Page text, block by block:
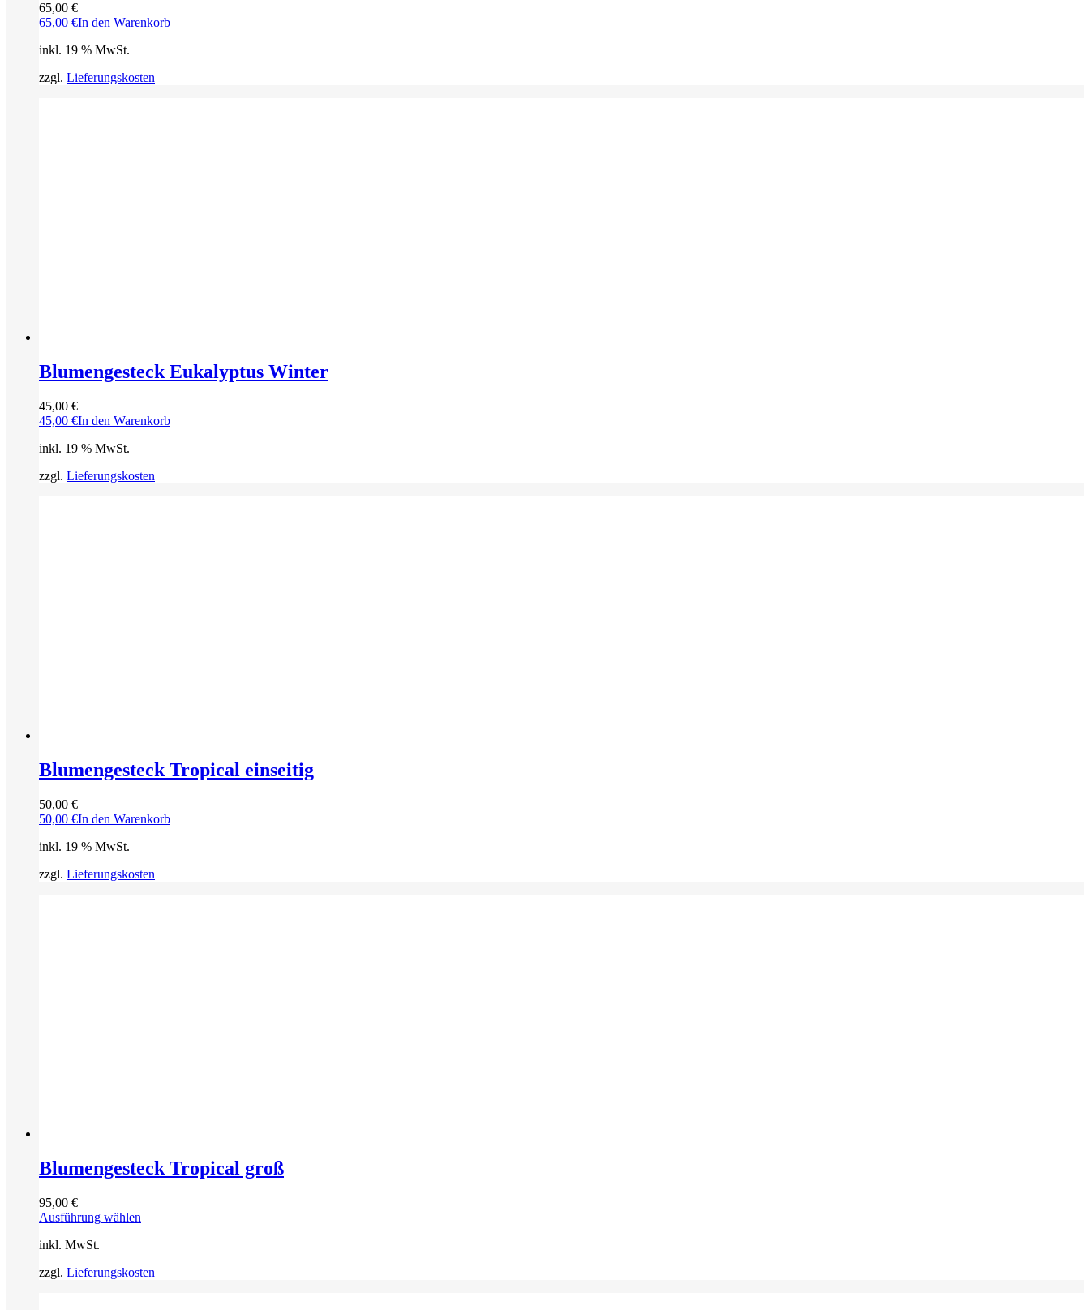
65,00 €
65,00 €In den Warenkorb
inkl. 19 % MwSt.
zzgl. Lieferungskosten
Blumengesteck Eukalyptus Winter
45,00 €
45,00 €In den Warenkorb
inkl. 19 % MwSt.
zzgl. Lieferungskosten
Blumengesteck Tropical einseitig
50,00 €
50,00 €In den Warenkorb
inkl. 19 % MwSt.
zzgl. Lieferungskosten
Blumengesteck Tropical groß
95,00 €
Ausführung wählen
Varianten
inkl. MwSt.
zzgl. Lieferungskosten